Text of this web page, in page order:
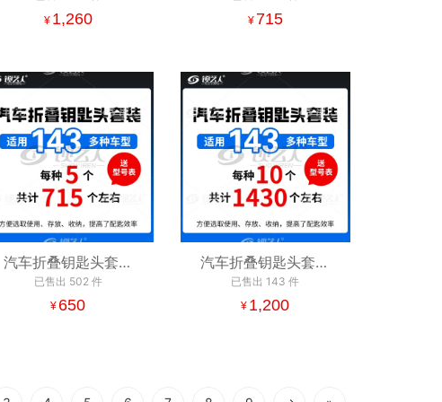
手提折叠钥匙坯整理
¥ 1,260
手提折叠钥匙坯整理
¥ 715
汽车折叠钥匙头套装
适用于143多种车型
（每种五个） 折叠钥
已售出 502 件
¥ 650
汽车折叠钥匙头套装
适用于143多种车型
（每种十个） 折叠钥
已售出 143 件
¥ 1,200